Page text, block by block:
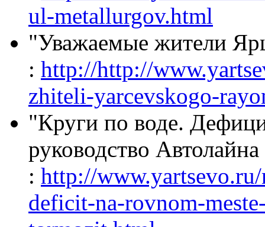
ul-metallurgov.html
"Уважаемые жители
: http://http://
zhiteli-yarcevskogo-
"Круги по воде.
руководство
: http://
deficit-na-rovnom-